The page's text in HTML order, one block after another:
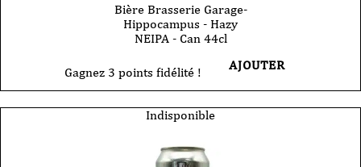
Bière Brasserie Garage-
Hippocampus - Hazy
NEIPA - Can 44cl
Gagnez 3 points fidélité ! AJOUTER
Indisponible